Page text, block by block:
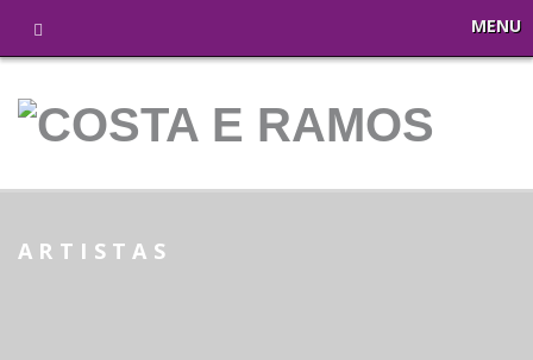
MENU
ARTISTAS